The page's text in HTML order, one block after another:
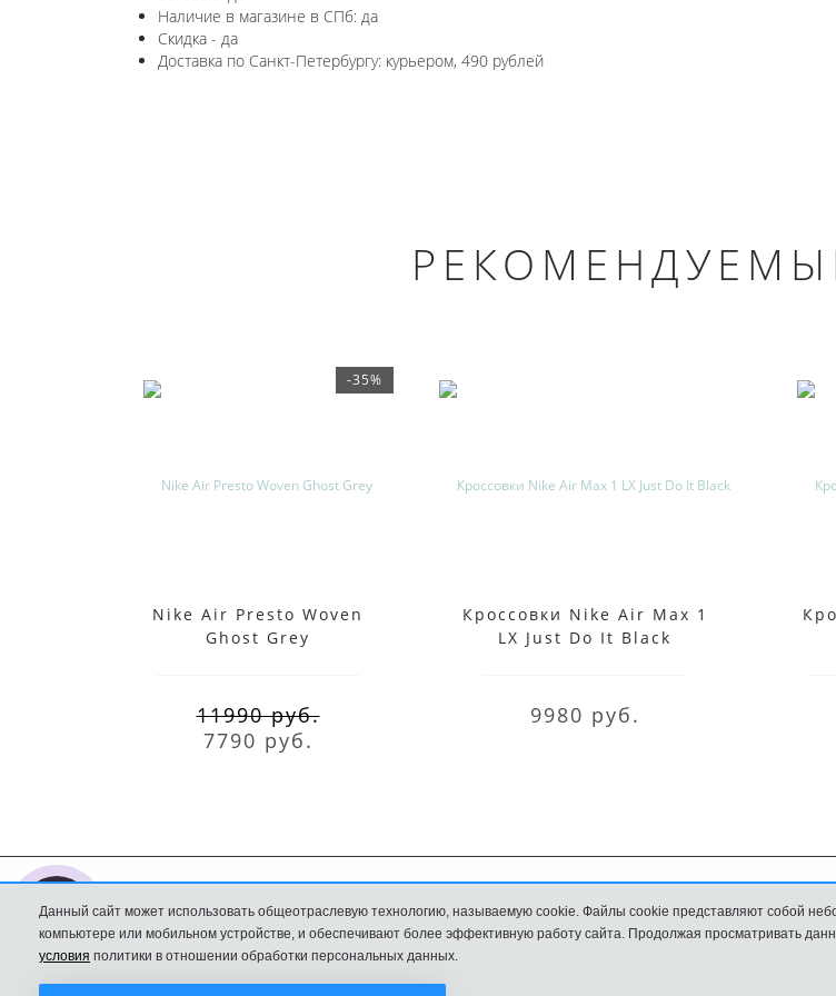
Наличие в магазине в СПб: да
Скидка - да
Доставка по Санкт-Петербургу: курьером, 490 рублей
-35%
Nike Air Presto Woven
Ghost Grey
11990 руб.
7790 руб.
Кроссовки Nike Air Max 1
LX Just Do It Black
9980 руб.
Nike интернет
магазин
Доставка и оплата Обмен и возврат
Политика
Конфиденциальности
Данный сайт может использовать общеотраслевую технологию, называемую cookie. Файлы cookie представляют собой
компьютере или мобильном устройстве, и обеспечивают более эффективную работу сайта. Продолжая просматривать
условия политики в отношении обработки персональных данных.